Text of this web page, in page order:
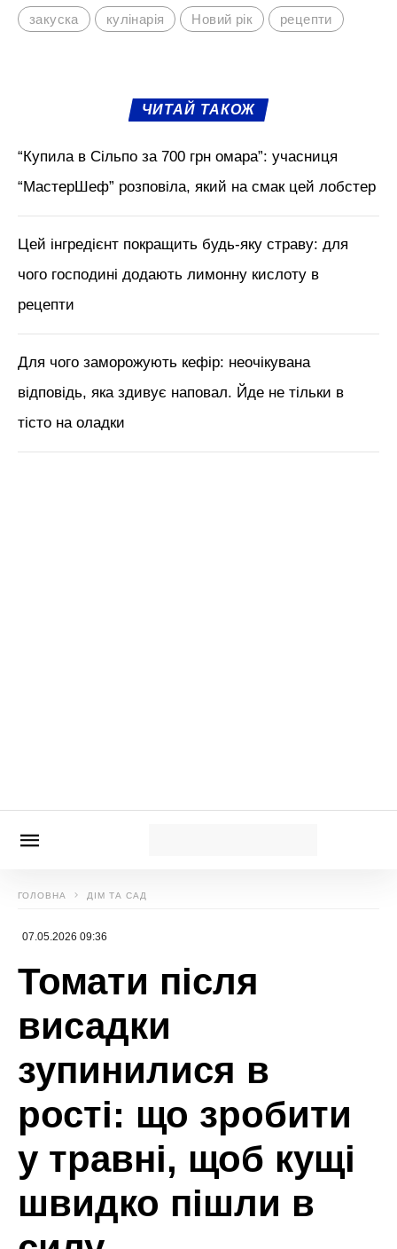
закуска кулінарія Новий рік рецепти
ЧИТАЙ ТАКОЖ
“Купила в Сільпо за 700 грн омара”: учасниця
“МастерШеф” розповіла, який на смак цей лобстер
Цей інгредієнт покращить будь-яку страву: для
чого господині додають лимонну кислоту в
рецепти
Для чого заморожують кефір: неочікувана
відповідь, яка здивує наповал. Йде не тільки в
тісто на оладки